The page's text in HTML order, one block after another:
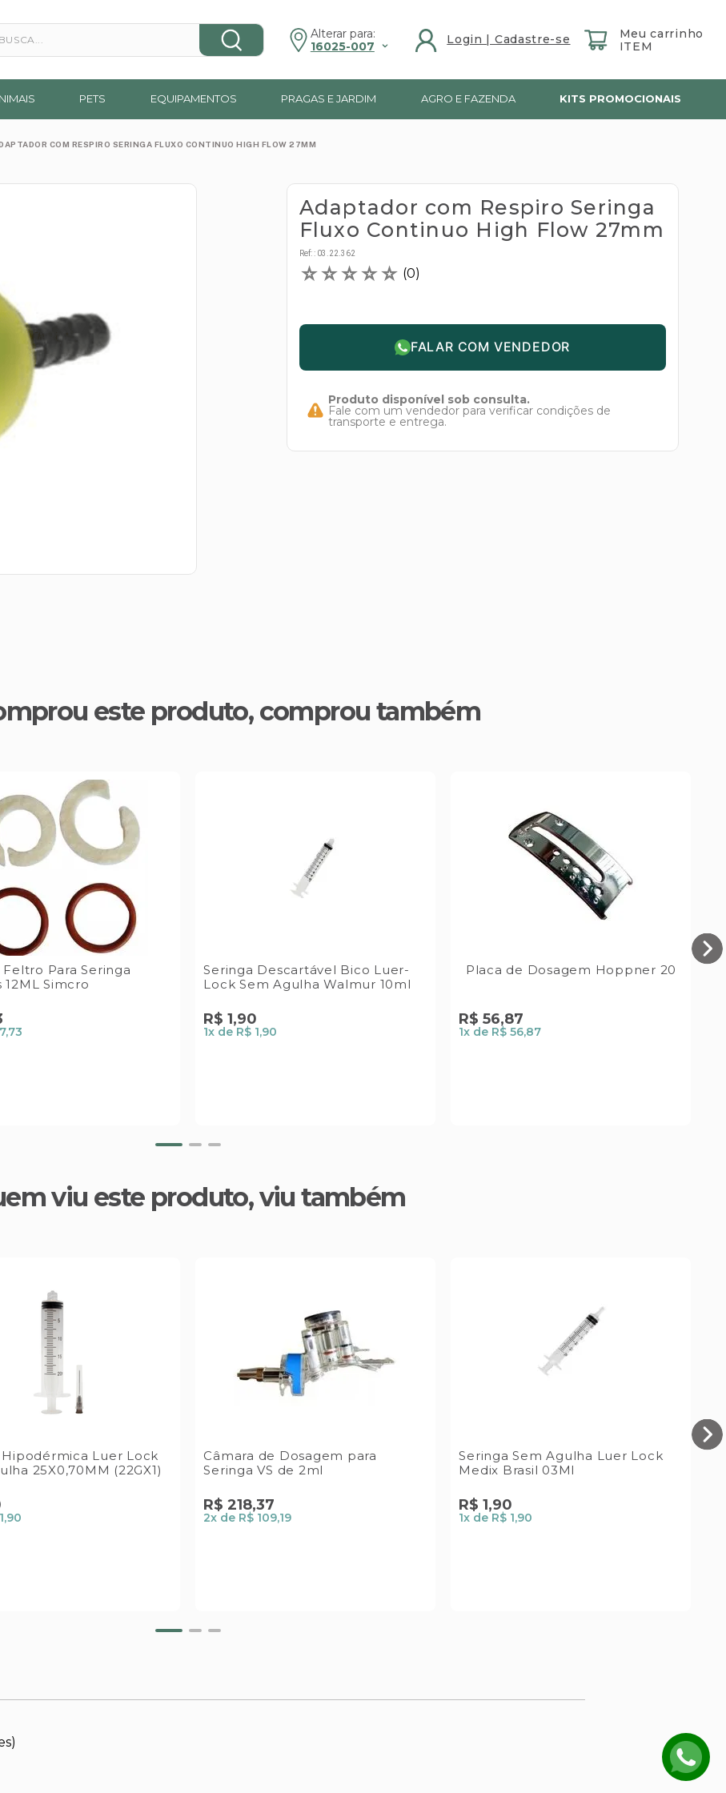
Alterar para:
16025-007
PETS EQUIPAMENTOS PRAGAS E JARDIM AGRO E FAZENDA KITS PROMOCIONAIS
COM RESPIRO SERINGA FLUXO CONTINUO HIGH FLOW 27MM
Adaptador com Respiro Seringa
Fluxo Continuo High Flow 27mm
Ref: : 03.22.362
☆☆☆☆☆ (0)
FALAR COM VENDEDOR
Produto disponível sob consulta.
Fale com um vendedor para verificar condições de
transporte e entrega.
este produto, comprou também
Para Seringa
12ML Simcro
Seringa Descartável Bico Luer-
Lock Sem Agulha Walmur 10ml
R$ 1,90
1x de R$ 1,90
Placa de Dosagem Hoppner 20
R$ 56,87
1x de R$ 56,87
viu este produto, viu também
Hipodérmica Luer Lock
25X0,70MM (22GX1)
Câmara de Dosagem para
Seringa VS de 2ml
R$ 218,37
2x de R$ 109,19
Seringa Sem Agulha Luer Lock
Medix Brasil 03Ml
R$ 1,90
1x de R$ 1,90